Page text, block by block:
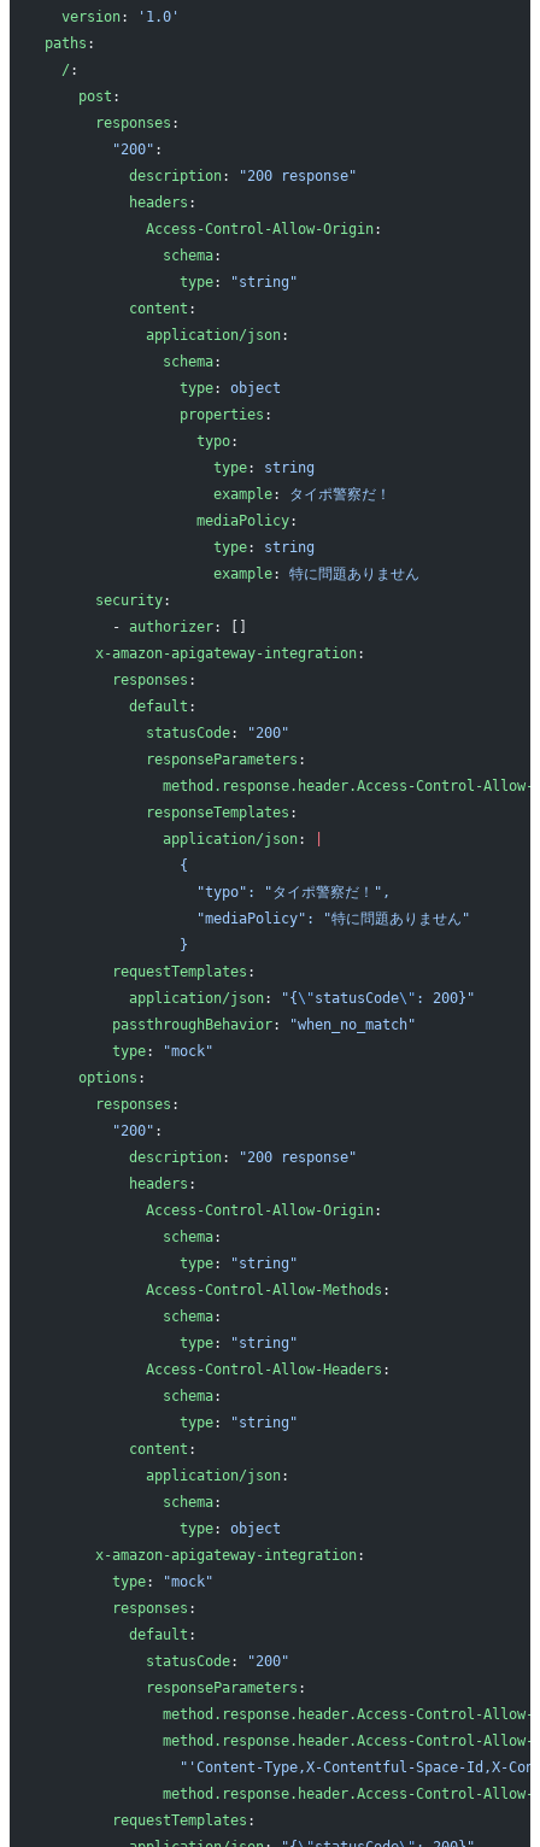
  version
:
'1.0'
paths :
  /
:
    post
:
      responses
:
        "200"
:
          description
:
"200 response"
          headers
:
            Access-Control-Allow-Origin
:
              schema
:
                type
:
"string"
          content
:
            application/json
:
              schema
:
                type
: object
                properties
:
                  typo
:
                    type
: string
                    example
: タイポ警察だ！
                  mediaPolicy
:
                    type
: string
                    example
: 特に問題ありません
      security
:
        -
authorizer: []
      x-amazon-apigateway-integration
:
        responses
:
          default
:
            statusCode
:
"200"
            responseParameters
:
method.response.header.Access-Control-Allow-
            responseTemplates
:
              application/json
:
                {
                  "typo": "タイポ警察だ！",
                  "mediaPolicy": "特に問題ありません"
                }
        requestTemplates
:
          application/json
: "{\"statusCode\" : 200}"
        passthroughBehavior
:
"when_no_match"
        type
:
"mock"
    options
:
      responses
:
        "200"
:
          description
:
"200 response"
          headers
:
            Access-Control-Allow-Origin
:
              schema
:
                type
:
"string"
            Access-Control-Allow-Methods
:
              schema
:
                type
:
"string"
            Access-Control-Allow-Headers
:
              schema
:
                type
:
"string"
          content
:
            application/json
:
              schema
:
                type
: object
      x-amazon-apigateway-integration
:
        type
:
"mock"
        responses
:
          default
:
            statusCode
:
"200"
            responseParameters
:
method.response.header.Access-Control-Allow-
method.response.header.Access-Control-Allow-
"'Content-Type,X-Contentful-Space-Id,X-
method.response.header.Access-Control-Allow-
        requestTemplates
: